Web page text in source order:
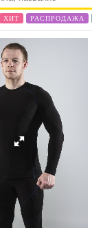
ХИТ РАСПРОДАЖА